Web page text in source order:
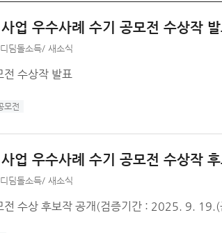
업 우수사례 수기 공모전 수상작
디딤돌소득/ 새소식
전 수상작 발표
모전
업 우수사례 수기 공모전 수상작 후
디딤돌소득/ 새소식
전 수상 후보작 공개(검증기간 : 2025. 9.